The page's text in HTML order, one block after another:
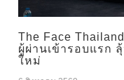
The Face
ผู้ผ่านเข้ารอบแรก
ใหม่